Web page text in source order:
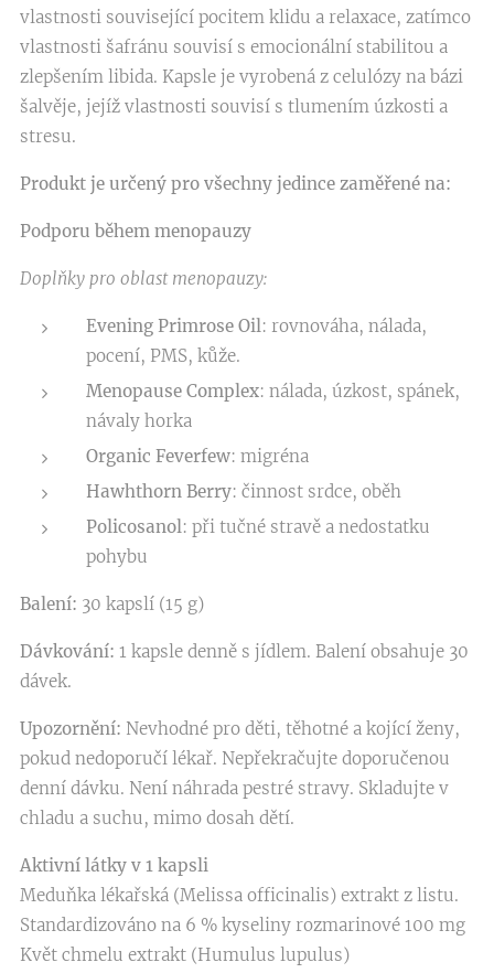
vlastnosti související pocitem klidu a relaxace, zatímco
vlastnosti šafránu souvisí s emocionální stabilitou a
zlepšením libida. Kapsle je vyrobená z celulózy na bázi
šalvěje, jejíž vlastnosti souvisí s tlumením úzkosti a
stresu.
Produkt je určený pro všechny jedince zaměřené na:
Podporu během menopauzy
Doplňky pro oblast menopauzy:
Evening Primrose Oil: rovnováha, nálada,
pocení, PMS, kůže.
Menopause Complex: nálada, úzkost, spánek,
návaly horka
Organic Feverfew: migréna
Hawhthorn Berry: činnost srdce, oběh
Policosanol: při tučné stravě a nedostatku
pohybu
Balení: 30 kapslí (15 g)
Dávkování: 1 kapsle denně s jídlem. Balení obsahuje 30
dávek.
Upozornění: Nevhodné pro děti, těhotné a kojící ženy,
pokud nedoporučí lékař. Nepřekračujte doporučenou
denní dávku. Není náhrada pestré stravy. Skladujte v
chladu a suchu, mimo dosah dětí.
Aktivní látky v 1 kapsli
Meduňka lékařská (Melissa officinalis) extrakt z listu.
Standardizováno na 6 % kyseliny rozmarinové 100 mg
Květ chmelu extrakt (Humulus lupulus)